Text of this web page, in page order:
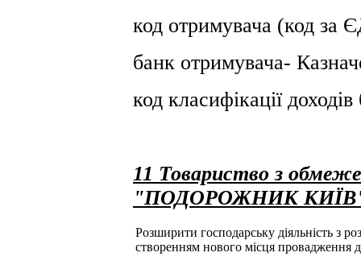
код отримувача (код
банк отримувача-
код класифікації
11 Товариство з
"ПОДОРОЖНИК
Розширити господарську діяльність з
створенням нового місця провадження